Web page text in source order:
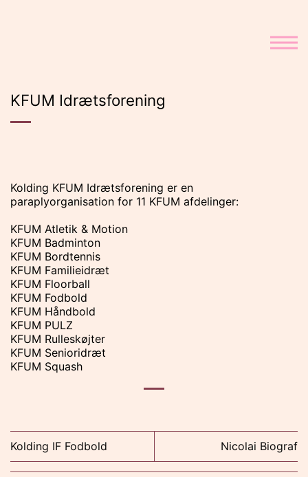
KFUM Idrætsforening
Kolding KFUM Idrætsforening er en
paraplyorganisation for 11 KFUM afdelinger:
KFUM Atletik & Motion
KFUM Badminton
KFUM Bordtennis
KFUM Familieidræt
KFUM Floorball
KFUM Fodbold
KFUM Håndbold
KFUM PULZ
KFUM Rulleskøjter
KFUM Senioridræt
KFUM Squash
Kolding IF Fodbold Nicolai Biograf